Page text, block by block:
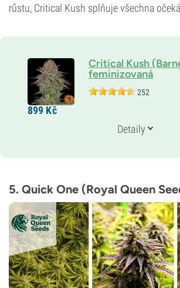
růstu, Critical Kush splňuje všechna
Critical Kush
feminizovaná
252
Rodiče
Critical Mass x O.G. Kush
7–8 týdnů
25 %
CBD
2 %
Typ kvetení
Fotoperioda
899 Kč
Detaily
5. Quick One (Royal Queen